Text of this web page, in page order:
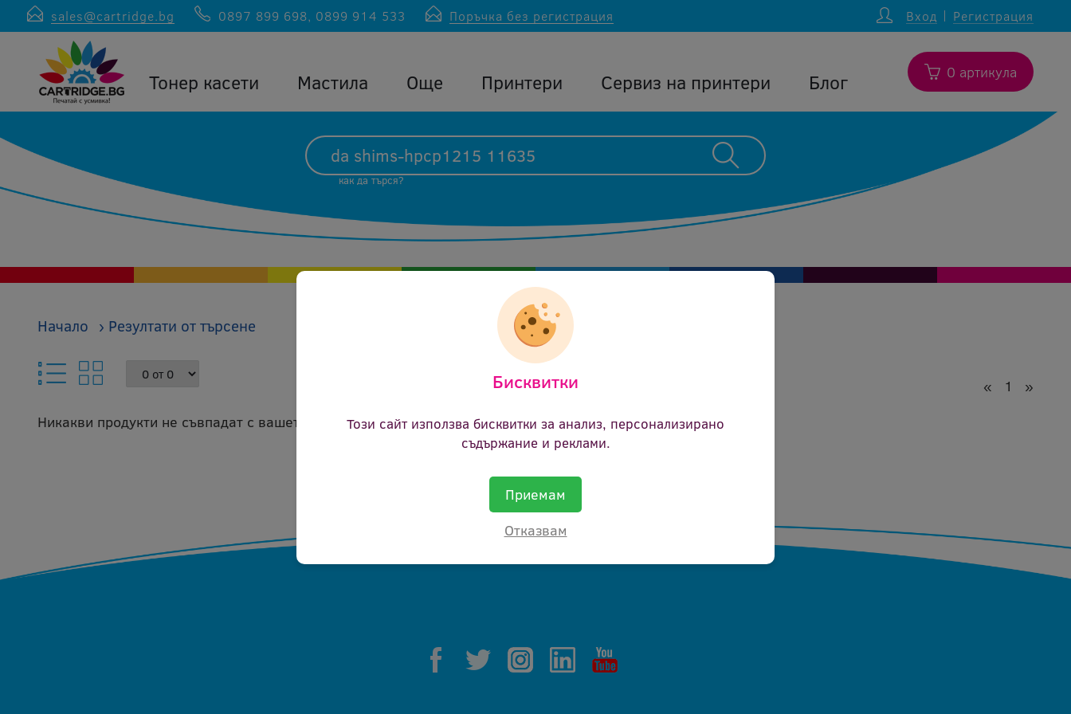
sales@cartridge.bg 0897 899 698, 0899 914 533 Поръчка без регистрация Вход Регистрация
Тонер касети Мастила Още Принтери Сервиз на принтери Блог 0 артикула
как да търся?
Начало › Резултати от търсене
« 1
»
Никакви продукти не съвпадат с вашето запитване.
Бисквитки
Този сайт използва бисквитки за анализ, персонализирано
съдържание и реклами.
Приемам
Отказвам